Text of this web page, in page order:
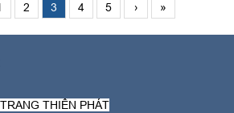
2 3 4 5 › »
THIÊN PHÁT